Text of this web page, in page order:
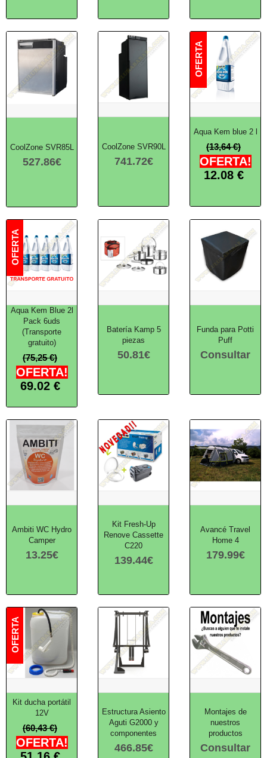
CoolZone SVR85L
527.86€
CoolZone SVR90L
741.72€
Aqua Kem blue 2 l
(13,64 €)
OFERTA!
12.08 €
Aqua Kem Blue 2l
Pack 6uds
(Transporte
gratuito)
(75,25 €)
OFERTA!
69.02 €
Batería Kamp 5
piezas
50.81€
Funda para Potti
Puff
Consultar
Ambiti WC Hydro
Camper
13.25€
Kit Fresh-Up
Renove Cassette
C220
139.44€
Avancé Travel
Home 4
179.99€
Kit ducha portátil
12V
(60,43 €)
OFERTA!
Estructura Asiento
Aguti G2000 y
componentes
466.85€
Montajes de
nuestros
productos
Consultar